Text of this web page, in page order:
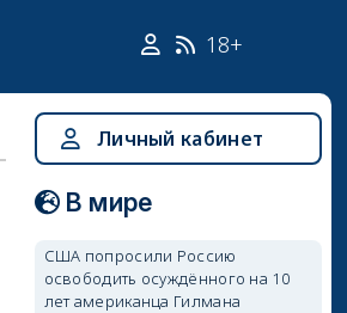
18+
Личный кабинет
В мире
США попросили Россию
освободить осуждённого на 10
лет американца Гилмана